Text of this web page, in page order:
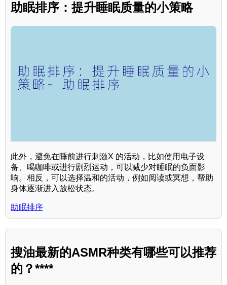
助眠排序：提升睡眠质量的小策略
此外，避免在睡前进行刺激X 的活动，比如使用电子设
备、喝咖啡或进行剧烈运动，可以减少对睡眠的负面影
响。相反，可以选择温和的活动，例如阅读或冥想，帮助
身体逐渐进入放松状态。
助眠排序
搜油最新的ASMR种类有哪些可以推荐
的？****